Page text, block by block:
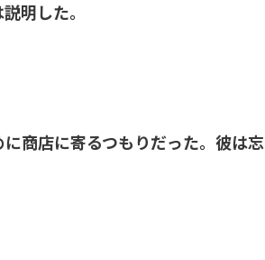
明した。
商店に寄るつもりだった。彼は